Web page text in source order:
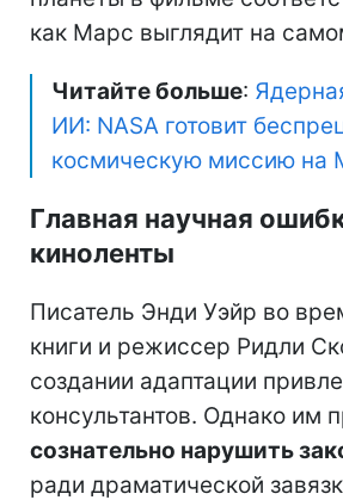
как Марс выглядит на
Читайте больше:
ИИ: NASA готовит
космическую миссию на
Главная научная
киноленты
Писатель Энди Уэйр во
книги и режиссер Ридли
создании адаптации
консультантов. Однако им
сознательно нарушить
ради драматической